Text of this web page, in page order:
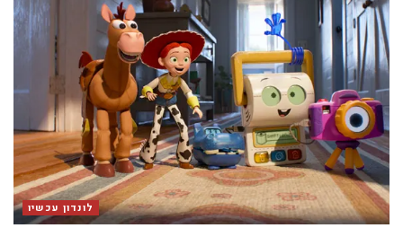
לונדון עכשיו